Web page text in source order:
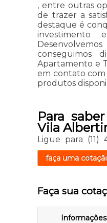
, entre outras
de trazer a
destaque é
investimento
conseguimos
Apartamento e
em contato com
produtos
Para
Vila
Ligue para (11)
faça uma
Faça sua